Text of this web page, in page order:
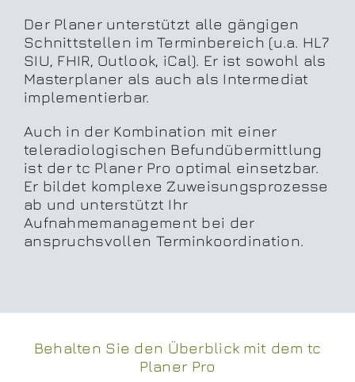
Der Planer unterstützt alle gängigen
Schnittstellen im Terminbereich (u.a. HL7
SIU, FHIR, Outlook, iCal). Er ist sowohl als
Masterplaner als auch als Intermediat
implementierbar.
Auch in der Kombination mit einer
teleradiologischen Befundübermittlung
ist der tc Planer Pro optimal einsetzbar.
Er bildet komplexe Zuweisungsprozesse
ab und unterstützt Ihr
Aufnahmemanagement bei der
anspruchsvollen Terminkoordination.
Behalten Sie den Überblick mit dem tc
Planer Pro